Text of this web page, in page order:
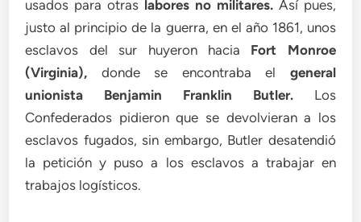
usados para otras labores no militares. Así pues,
justo al principio de la guerra, en el año 1861, unos
esclavos del sur huyeron hacia Fort Monroe
(Virginia), donde se encontraba el general
unionista Benjamin Franklin Butler.Los
Confederados pidieron que se devolvieran a los
esclavos fugados, sin embargo, Butler desatendió
la petición y puso a los esclavos a trabajar en
trabajos logísticos.